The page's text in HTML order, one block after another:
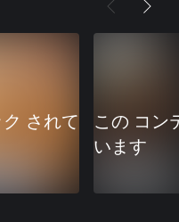
されて
この コン
います